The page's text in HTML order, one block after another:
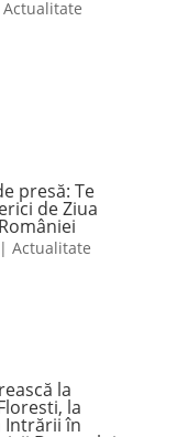
Actualitate
presă: Te
de Ziua
| Actualitate
la
la
Intrării în